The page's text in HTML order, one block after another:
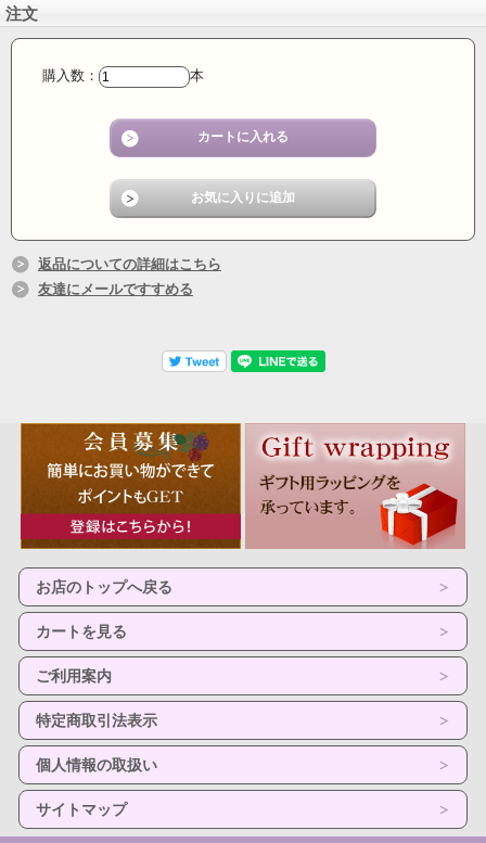
注文
購入数： 本
返品についての詳細はこちら
友達にメールですすめる
お店のトップへ戻る
カートを見る
ご利用案内
特定商取引法表示
個人情報の取扱い
サイトマップ